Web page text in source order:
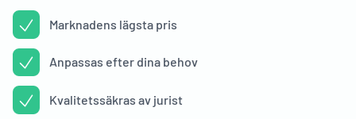
Marknadens lägsta pris
Anpassas efter dina behov
Kvalitetssäkras av jurist